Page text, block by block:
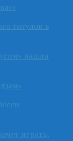
титулов в
нашли
играть,